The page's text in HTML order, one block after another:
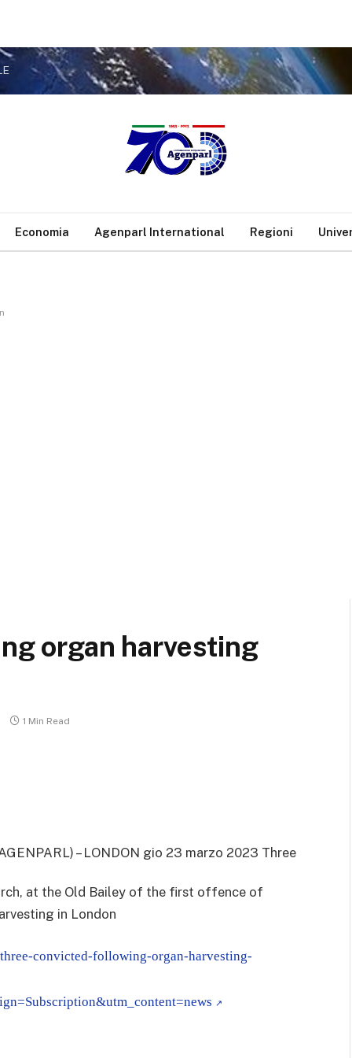
Economia Agenparl International Regioni
organ harvesting
1 Min Read
– LONDON gio 23 marzo 2023 Three
at the Old Bailey of the first offence of
in London
convicted-following-organ-harvesting-